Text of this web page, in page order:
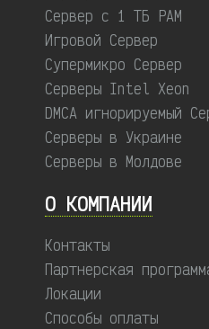
Сервер с 1 ТБ РАМ
Игровой Сервер
Супермикро Сервер
Серверы Intel Xeon
DMCA игнорируемый
Серверы в Украине
Серверы в Молдове
О КОМПАНИИ
Контакты
Партнерская
Локации
Способы оплаты